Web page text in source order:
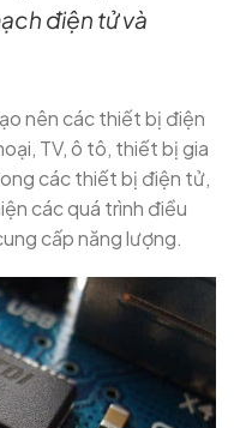
điện tử và
nên các thiết bị điện
TV, ô tô, thiết bị gia
các thiết bị điện tử,
các quá trình điều
cấp năng lượng.